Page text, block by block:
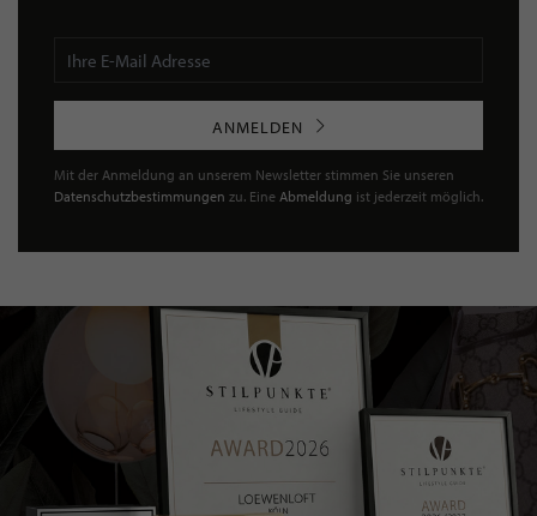
ANMELDEN
Mit der Anmeldung an unserem Newsletter stimmen Sie unseren
Datenschutzbestimmungen zu. Eine Abmeldung ist jederzeit möglich.